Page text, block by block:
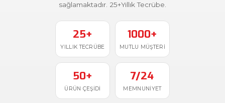
sağlamaktadır. 25+Yıllık Tecrübe.
25+
YILLIK TECRÜBE
1000+
MUTLU MÜŞTERI
50+
ÜRÜN ÇEŞIDI
7/24
MEMNUNIYET